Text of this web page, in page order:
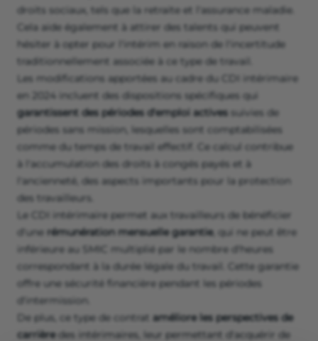
droits sociaux, tels que la retraite et l'assurance maladie.
Cela aide également à attirer des talents qui peuvent
hésiter à opter pour l'intérim en raison de l'incertitude
traditionnellement associée à ce type de travail.
Les modifications apportées au cadre du CDI intérimaire
en 2024 incluent des dispositions spécifiques qui
garantissent des périodes d'emploi actives suivies de
périodes sans mission, lesquelles sont comptabilisées
comme du temps de travail effectif. Ce calcul contribue
à l'accumulation des droits à congés payés et à
l'ancienneté, des aspects importants pour la protection
des travailleurs.
Le CDI intérimaire permet aux travailleurs de bénéficier
d'une rémunération mensuelle garantie, qui ne peut être
inférieure au SMIC multiplié par le nombre d'heures
correspondant à la durée légale du travail. Cette garantie
offre une sécurité financière pendant les périodes
d'intermission.
De plus, ce type de contrat améliore les perspectives de
carrièredes intérimaires, leur permettant d'acquérir de